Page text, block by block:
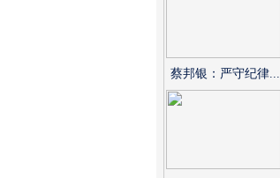
蔡邦银：严守纪律...